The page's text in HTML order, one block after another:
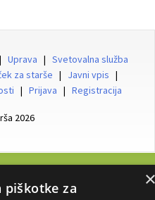
| Uprava | Svetovalna služba
za starše | Javni vpis |
|Prijava |Registracija
2026
ursa.si
piškotke za